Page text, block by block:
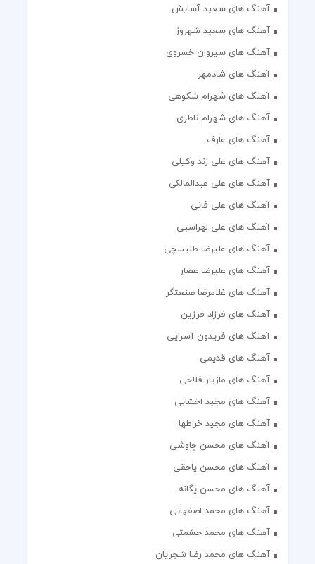
آهنگ های سعید آسایش
آهنگ های سعید شهروز
آهنگ های سیروان خسروی
آهنگ های شادمهر
آهنگ های شهرام شکوهی
آهنگ های شهرام ناظری
آهنگ های عارف
آهنگ های علی زند وکیلی
آهنگ های علی عبدالمالکی
آهنگ های علی فانی
آهنگ های علی لهراسبی
آهنگ های علیرضا طلیسچی
آهنگ های علیرضا عصار
آهنگ های غلامرضا صنعتگر
آهنگ های فرزاد فرزین
آهنگ های فریدون آسرایی
آهنگ های قدیمی
آهنگ های مازیار فلاحی
آهنگ های مجید اخشابی
آهنگ های مجید خراطها
آهنگ های محسن چاوشی
آهنگ های محسن یاحقی
آهنگ های محسن یگانه
آهنگ های محمد اصفهانی
آهنگ های محمد حشمتی
آهنگ های محمد رضا شجریان